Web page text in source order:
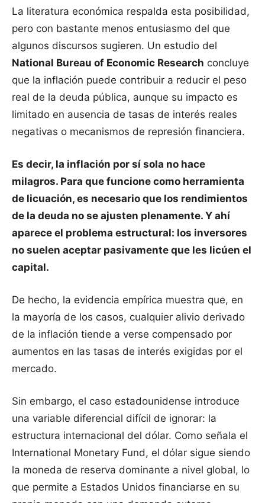
La literatura económica respalda esta posibilidad,
pero con bastante menos entusiasmo del que
algunos discursos sugieren. Un estudio del
National Bureau of Economic Research concluye
que la inflación puede contribuir a reducir el peso
real de la deuda pública, aunque su impacto es
limitado en ausencia de tasas de interés reales
negativas o mecanismos de represión financiera.
Es decir, la inflación por sí sola no hace
milagros. Para que funcione como herramienta
de licuación, es necesario que los rendimientos
de la deuda no se ajusten plenamente. Y ahí
aparece el problema estructural: los inversores
no suelen aceptar pasivamente que les licúen el
capital.
De hecho, la evidencia empírica muestra que, en
la mayoría de los casos, cualquier alivio derivado
de la inflación tiende a verse compensado por
aumentos en las tasas de interés exigidas por el
mercado.
Sin embargo, el caso estadounidense introduce
una variable diferencial difícil de ignorar: la
estructura internacional del dólar. Como señala el
International Monetary Fund, el dólar sigue siendo
la moneda de reserva dominante a nivel global, lo
que permite a Estados Unidos financiarse en su